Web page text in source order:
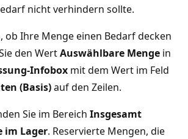
nicht verhindern sollte.
ob Ihre Menge einen Bedarf decken
den WertAuswählbare Menge in
Infobox mit dem Wert im Feld
(Basis)auf den Zeilen.
Sie im Bereich Insgesamt
im Lager. Reservierte Mengen, die